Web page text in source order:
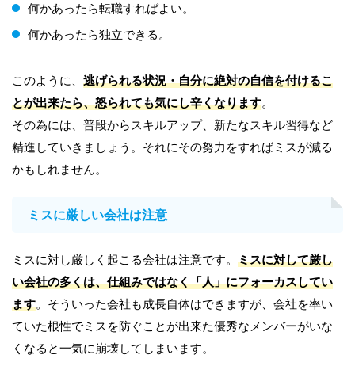
何かあったら転職すればよい。
何かあったら独立できる。
このように、 逃げられる状況・自分に絶対の自信を付けるこ
とが出来たら、怒られても気にし辛くなります。
その為には、普段からスキルアップ、新たなスキル習得など
精進していきましょう。それにその努力をすればミスが減る
かもしれません。
ミスに厳しい会社は注意
ミスに対し厳しく起こる会社は注意です。 ミスに対して厳し
い会社の多くは、仕組みではなく「人」にフォーカスしてい
ます。そういった会社も成長自体はできますが、会社を率い
ていた根性でミスを防ぐことが出来た優秀なメンバーがいな
くなると一気に崩壊してしまいます。